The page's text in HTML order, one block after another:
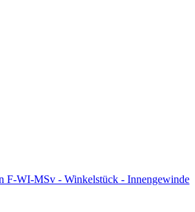
F-WI-MSv - Winkelstück - Innengewinde